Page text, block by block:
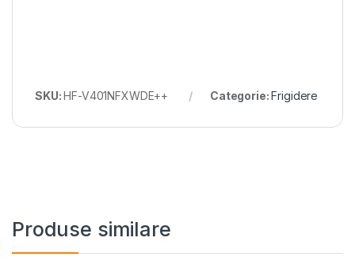
SKU:HF-V401NFXWDE++ Categorie:Frigidere
Produse similare